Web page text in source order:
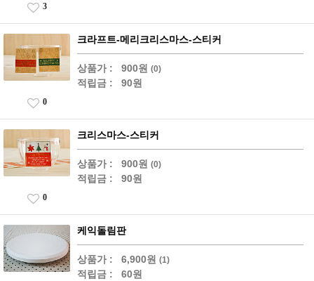
3
크라프트-메리크리스마스-스티커
상품가 : 900원 (0)
적립금 : 90원
0
크리스마스-스티커
상품가 : 900원 (0)
적립금 : 90원
0
케익돌림판
상품가 : 6,900원 (1)
적립금 : 60원